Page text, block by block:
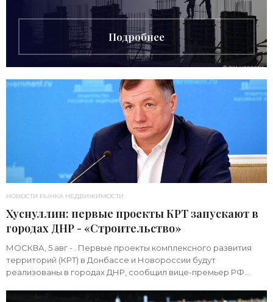
рублей для
Подробнее
НОВОСТИ РЫНКА НЕДВИЖИМОСТИ
Хуснуллин: первые проекты КРТ запускают в
городах ДНР - «Строительство»
МОСКВА, 5 авг - . Первые проекты комплексного развития
территорий (КРТ) в Донбассе и Новороссии будут
реализованы в городах ДНР, сообщил вице-премьер РФ